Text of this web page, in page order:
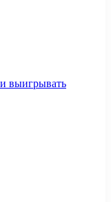
выигрывать